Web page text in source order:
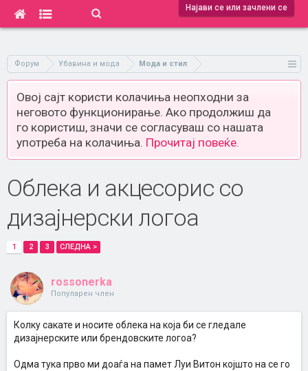
Најави се или зачлени се
Форум Убавина и мода Мода и стил
Овој сајт користи колачиња неопходни за
неговото функционирање. Ако продолжиш да
го користиш, значи се согласуваш со нашата
употреба на колачиња. Прочитај повеќе.
Облека и акцесорис со
дизајнерски логоа
1 2 3 СЛЕДНА >
rossonerka
Популарен член
Колку сакате и носите облека на која би се гледале
дизајнерските или брендовските логоа?
Одма тука прво ми доаѓа на памет Луи Витон којшто на се го